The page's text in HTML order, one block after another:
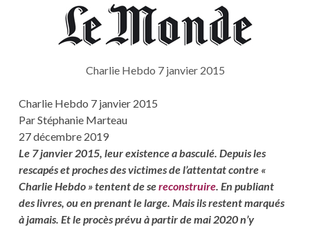
Charlie Hebdo 7 janvier 2015
Charlie Hebdo 7 janvier 2015
Par Stéphanie Marteau
27 décembre 2019
Le 7 janvier 2015, leur existence a basculé. Depuis les
rescapés et proches des victimes de l’attentat contre «
Charlie Hebdo » tentent de sereconstruire. En publiant
des livres, ou en prenant le large. Mais ils restent marqués
à jamais. Et le procès prévu à partir de mai 2020 n’y